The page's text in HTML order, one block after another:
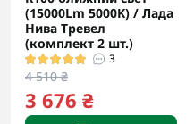
(15000Lm 5000K) / Лада
Нива Тревел
(комплект 2 шт.)
3
4 510 ₴
3 676 ₴